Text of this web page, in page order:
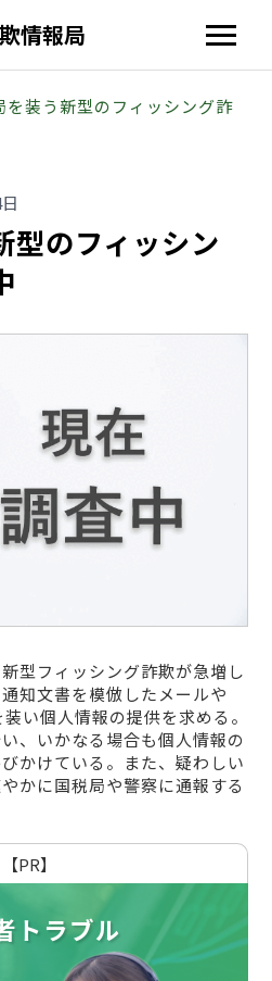
情報局
を装う新型のフィッシング詐
型のフィッシン
型フィッシング詐欺が急増し
知文書を模倣したメールや
い個人情報の提供を求める。
、いかなる場合も個人情報の
かけている。また、疑わしい
かに国税局や警察に通報する
【PR】
トラブル